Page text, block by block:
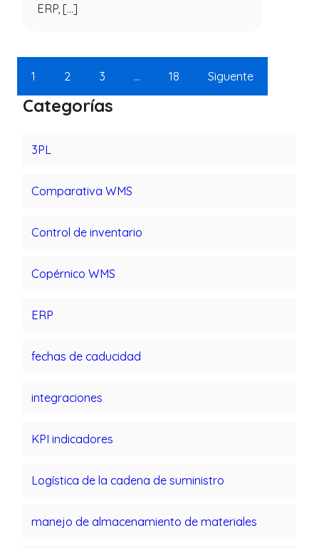
ERP, […]
1 2 3 … 18 Siguente
Categorías
3PL
Comparativa WMS
Control de inventario
Copérnico WMS
ERP
fechas de caducidad
integraciones
KPI indicadores
Logística de la cadena de suministro
manejo de almacenamiento de materiales